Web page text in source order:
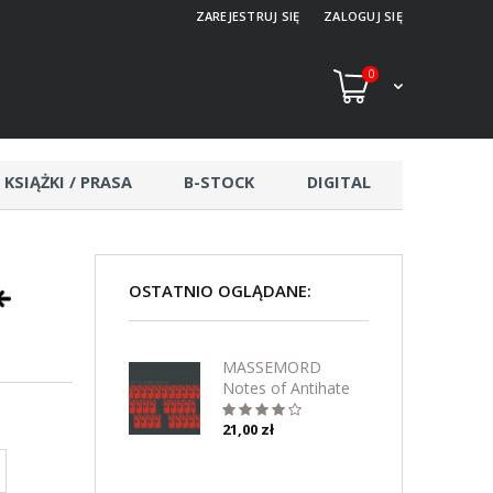
ZAREJESTRUJ SIĘ ZALOGUJ SIĘ
0
KSIĄŻKI / PRASA B-STOCK DIGITAL
OSTATNIO OGLĄDANE:
MASSEMORD
Notes of Antihate
Profound EP
21,00 zł